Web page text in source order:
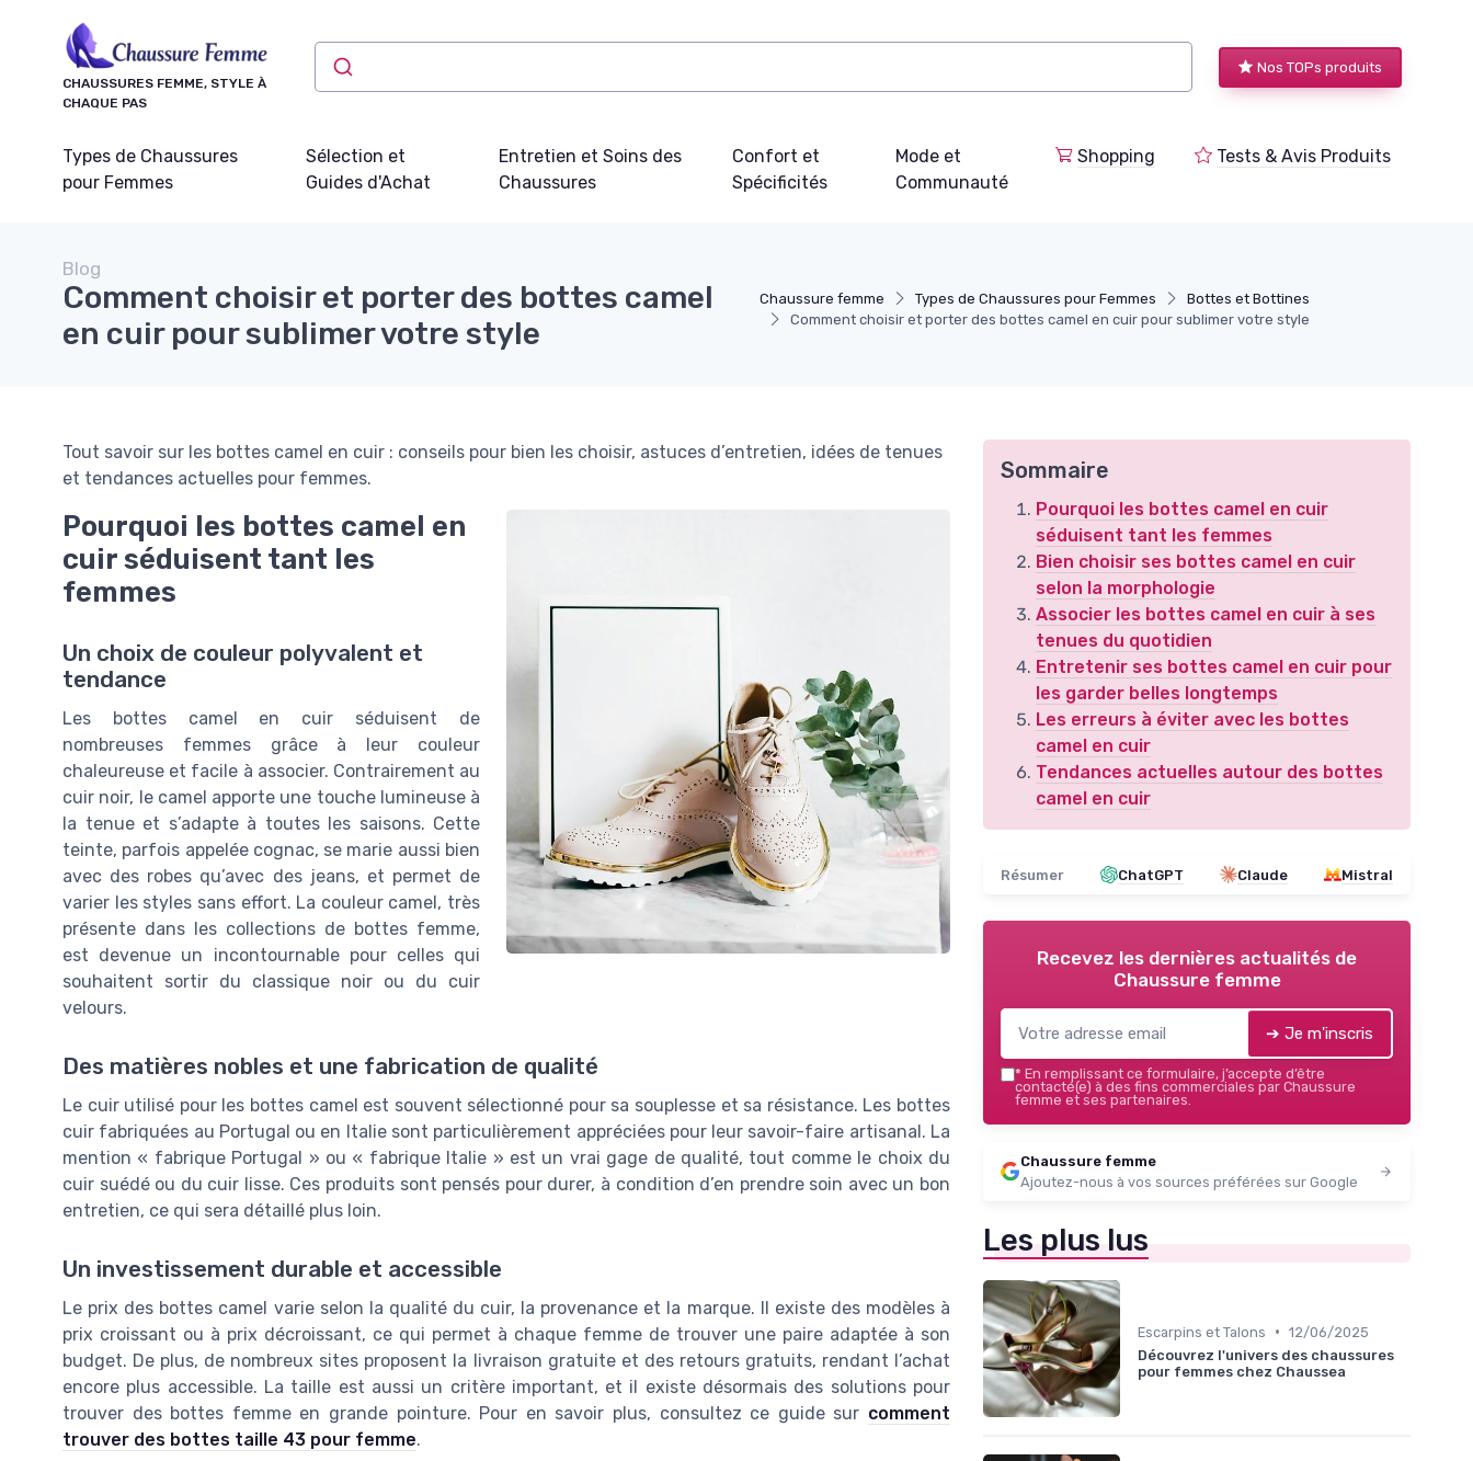
CHAUSSURES FEMME, STYLE À
CHAQUE PAS
Nos TOPs produits
Types de Chaussures
pour Femmes
Sélection et
Guides d'Achat
Entretien et Soins des
Chaussures
Confort et
Spécificités
Mode et
Communauté
Shopping Tests & Avis Produits
Chaussure femme Types de Chaussures pour Femmes
Bottes et Bottines
Comment choisir et porter des bottes camel en cuir pour sublimer votre style
Blog
Comment choisir et porter des bottes camel
en cuir pour sublimer votre style
Tout savoir sur les bottes camel en cuir : conseils pour bien les choisir, astuces d’entretien, idées de tenues
et tendances actuelles pour femmes.
Pourquoi les bottes camel en
cuir séduisent tant les
femmes
Un choix de couleur polyvalent et
tendance
Les bottes camel en cuir séduisent de
nombreuses femmes grâce à leur couleur
chaleureuse et facile à associer. Contrairement au
cuir noir, le camel apporte une touche lumineuse à
la tenue et s’adapte à toutes les saisons. Cette
teinte, parfois appelée cognac, se marie aussi bien
avec des robes qu’avec des jeans, et permet de
varier les styles sans effort. La couleur camel, très
présente dans les collections de bottes femme,
est devenue un incontournable pour celles qui
souhaitent sortir du classique noir ou du cuir
velours.
Des matières nobles et une fabrication de qualité
Le cuir utilisé pour les bottes camel est souvent sélectionné pour sa souplesse et sa résistance. Les bottes
cuir fabriquées au Portugal ou en Italie sont particulièrement appréciées pour leur savoir-faire artisanal. La
mention « fabrique Portugal » ou « fabrique Italie » est un vrai gage de qualité, tout comme le choix du
cuir suédé ou du cuir lisse. Ces produits sont pensés pour durer, à condition d’en prendre soin avec un bon
entretien, ce qui sera détaillé plus loin.
Un investissement durable et accessible
Le prix des bottes camel varie selon la qualité du cuir, la provenance et la marque. Il existe des modèles à
prix croissant ou à prix décroissant, ce qui permet à chaque femme de trouver une paire adaptée à son
budget. De plus, de nombreux sites proposent la livraison gratuite et des retours gratuits, rendant l’achat
encore plus accessible. La taille est aussi un critère important, et il existe désormais des solutions pour
trouver des bottes femme en grande pointure. Pour en savoir plus, consultez ce guide sur comment
trouver des bottes taille 43 pour femme.
Sommaire
Pourquoi les bottes camel en cuir
séduisent tant les femmes
Bien choisir ses bottes camel en cuir
selon la morphologie
Associer les bottes camel en cuir à ses
tenues du quotidien
Entretenir ses bottes camel en cuir pour
les garder belles longtemps
Les erreurs à éviter avec les bottes
camel en cuir
Tendances actuelles autour des bottes
camel en cuir
Résumer ChatGPT Claude Mistral
Recevez les dernières actualités de
Chaussure femme
➔ Je m'inscris
* En remplissant ce formulaire, j’accepte d’être
contacté(e) à des fins commerciales par Chaussure
femme et ses partenaires.
Chaussure femme
Ajoutez-nous à vos sources préférées sur Google
Les plus lus
Escarpins et Talons • 12/06/2025
Découvrez l'univers des chaussures
pour femmes chez Chaussea